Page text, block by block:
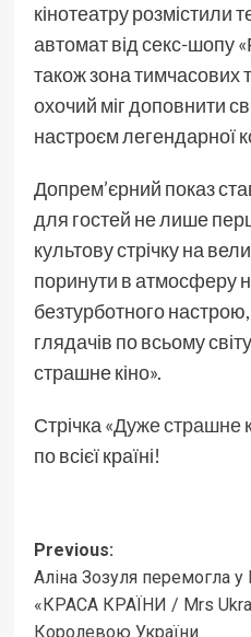
кінотеатру розмістили
автомат від секс-шопу
також зона тимчасових
охочий міг доповнити
настроєм легендарної
Допрем’єрний показ
для гостей не лише
культову стрічку на
поринути в атмосферу
безтурботного
глядачів по всьому
страшне кіно».
Стрічка «Дуже страшне
по всієї країні!
Post
navigation
Previous:
Аліна Зозуля перемогла
«КРАСА КРАЇНИ / Mrs
Королевою України